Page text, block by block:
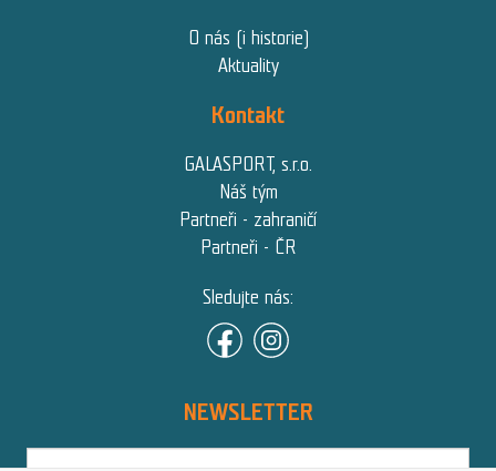
O nás (i historie)
Aktuality
Kontakt
GALASPORT, s.r.o.
Náš tým
Partneři - zahraničí
Partneři - ČR
Sledujte nás:
NEWSLETTER